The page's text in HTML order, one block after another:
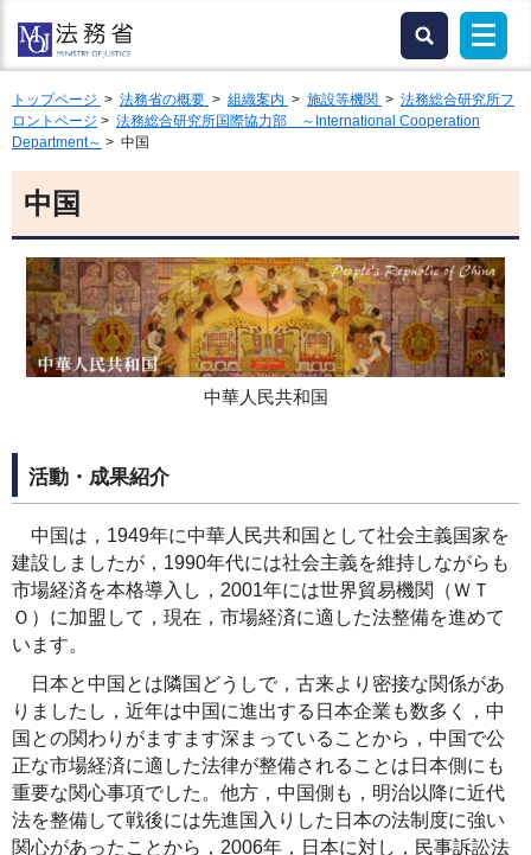
トップページ > 法務省の概要 > 組織案内 > 施設等機関 > 法務総合研究所フ
ロントページ > 法務総合研究所国際協力部 ～International Cooperation
Department～ > 中国
中国
中華人民共和国
活動・成果紹介
中国は，1949年に中華人民共和国として社会主義国家を
建設しましたが，1990年代には社会主義を維持しながらも
市場経済を本格導入し，2001年には世界貿易機関（ＷＴ
Ｏ）に加盟して，現在，市場経済に適した法整備を進めて
います。
日本と中国とは隣国どうしで，古来より密接な関係があ
りましたし，近年は中国に進出する日本企業も数多く，中
国との関わりがますます深まっていることから，中国で公
正な市場経済に適した法律が整備されることは日本側にも
重要な関心事項でした。他方，中国側も，明治以降に近代
法を整備して戦後には先進国入りした日本の法制度に強い
関心があったことから，2006年，日本に対し，民事訴訟法